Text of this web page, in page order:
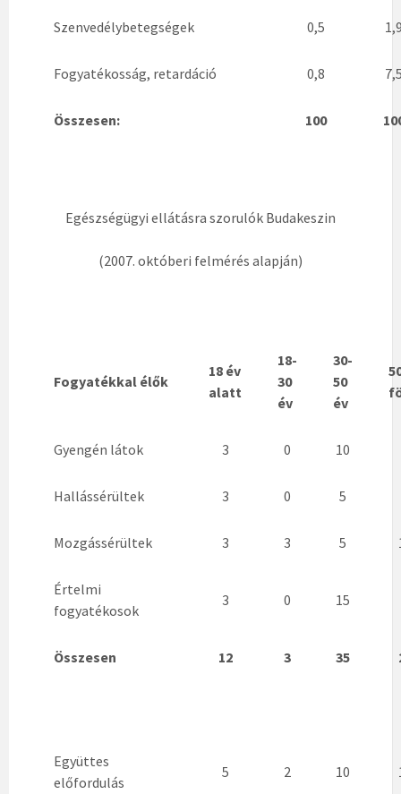
Szenvedélybetegségek 0,5
Fogyatékosság, retardáció 0,8
Összesen: 100
Egészségügyi ellátásra szorulók Budakeszin
(2007. októberi felmérés alapján)
Fogyatékkal élők
18 év
alatt
18-
30
év
30-
50
év
Gyengén látok 3 0 10
Hallássérültek 3 0 5
Mozgássérültek 3 3 5
Értelmi
fogyatékosok
3 0 15
Összesen 12 3 35
Együttes
előfordulás
5 2 10